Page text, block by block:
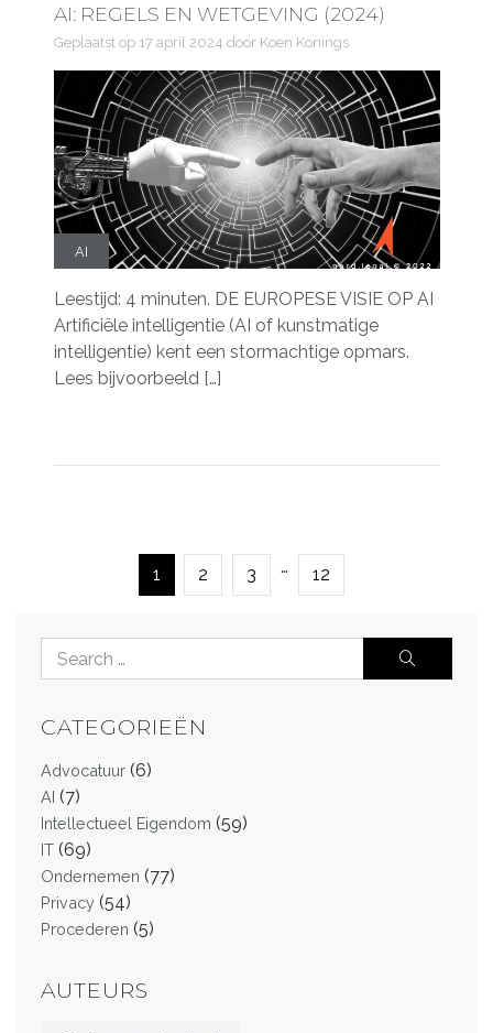
AI: REGELS EN WETGEVING (2024)
Geplaatst op 17 april 2024 door Koen Konings
AI
Leestijd: 4 minuten. DE EUROPESE VISIE OP AI
Artificiële intelligentie (AI of kunstmatige
intelligentie) kent een stormachtige opmars.
Lees bijvoorbeeld […]
1 2 3 … 12
CATEGORIEËN
Advocatuur (6)
AI (7)
Intellectueel Eigendom (59)
IT (69)
Ondernemen (77)
Privacy (54)
Procederen (5)
AUTEURS